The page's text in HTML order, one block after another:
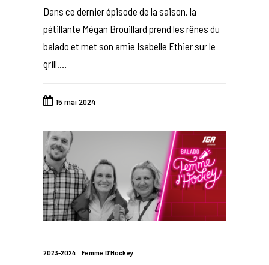
Dans ce dernier épisode de la saison, la
pétillante Mégan Brouillard prend les rênes du
balado et met son amie Isabelle Ethier sur le
grill.…
15 mai 2024
2023-2024 Femme D’Hockey